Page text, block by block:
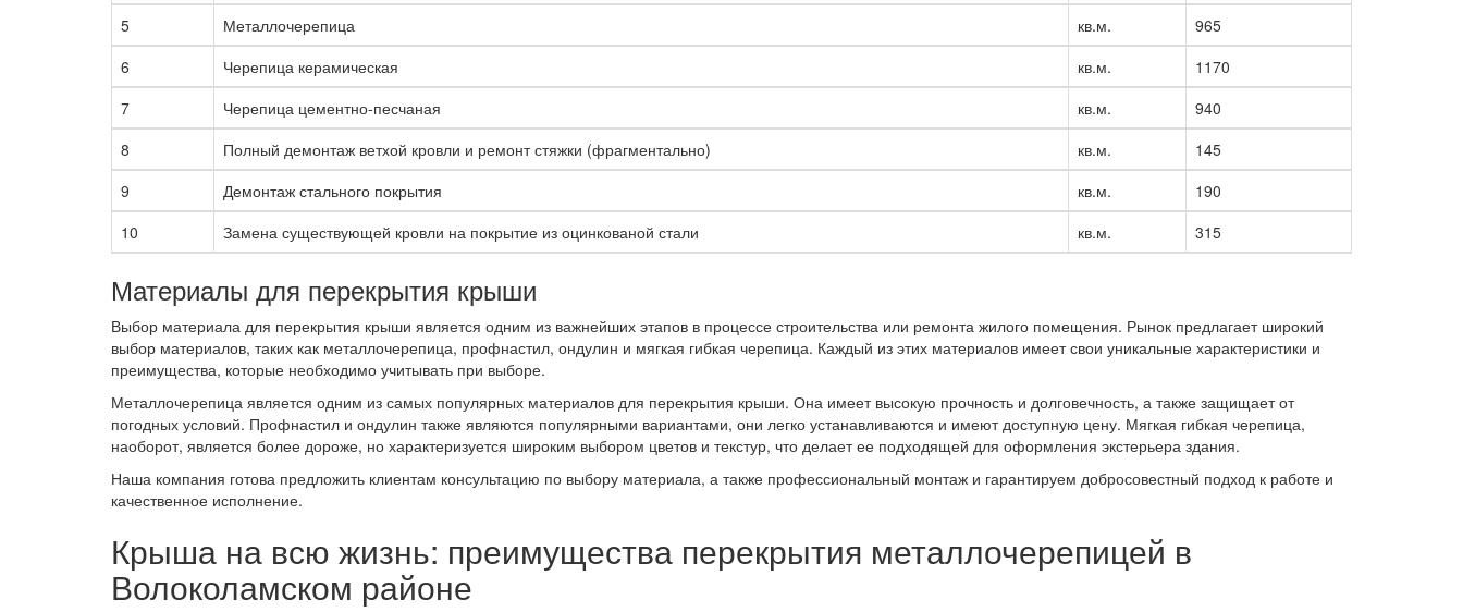
5
Металлочерепица кв.м.
965
6
Черепица керамическая кв.м.
1170
7
Черепица цементно-песчаная кв.м.
940
8
Полный демонтаж ветхой кровли и ремонт стяжки (фрагментально) кв.м.
145
9
Демонтаж стального покрытия кв.м.
190
10
Замена существующей кровли на покрытие из оцинкованой стали кв.м. 315
Материалы для перекрытия крыши
Выбор материала для перекрытия крыши является одним из важнейших этапов в процессе строительства или ремонта жилого помещения. Рынок предлагает широкий
выбор материалов, таких как металлочерепица, профнастил, ондулин и мягкая гибкая черепица. Каждый из этих материалов имеет свои уникальные характеристики и
преимущества, которые необходимо учитывать при выборе.
Металлочерепица является одним из самых популярных материалов для перекрытия крыши. Она имеет высокую прочность и долговечность, а также защищает от
погодных условий. Профнастил и ондулин также являются популярными вариантами, они легко устанавливаются и имеют доступную цену. Мягкая гибкая черепица,
наоборот, является более дороже, но характеризуется широким выбором цветов и текстур, что делает ее подходящей для оформления экстерьера здания.
Наша компания готова предложить клиентам консультацию по выбору материала, а также профессиональный монтаж и гарантируем добросовестный подход к работе и
качественное исполнение.
Крыша на всю жизнь: преимущества перекрытия металлочерепицей в
Волоколамском районе